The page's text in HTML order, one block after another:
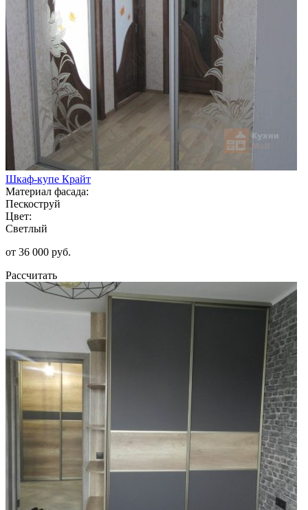
Шкаф-купе Крайт
Материал фасада:
Пескоструй
Цвет:
Светлый
от 36 000 руб.
Рассчитать